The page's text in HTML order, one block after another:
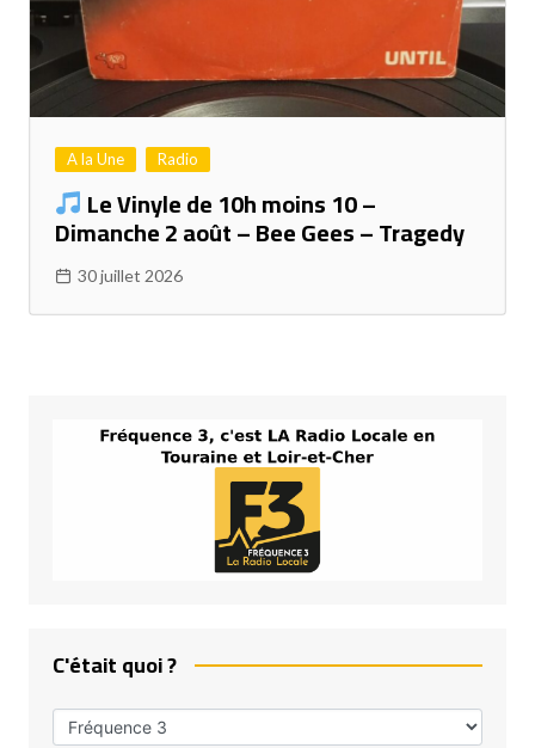
A la Une Radio
Le Vinyle de 10h moins 10 –
Dimanche 2 août – Bee Gees – Tragedy
30 juillet 2026
C'était quoi ?